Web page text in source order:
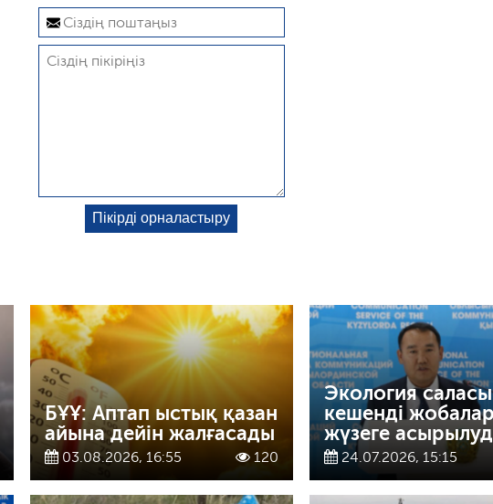
БҰҰ: Аптап ыстық қазан
айына дейін жалғасады
03.08.2026, 16:55 120
Экология
кешенді
жүзеге
24.07.2026, 15:15